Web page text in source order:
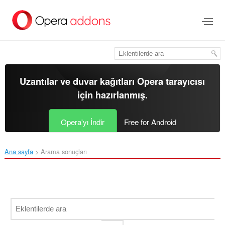
içeriğe
Uzantılar ve duvar kağıtlarıOpera tarayıcısı
için hazırlanmış.
Opera'yı İndir Free for Android
Ana sayfa Arama sonuçları